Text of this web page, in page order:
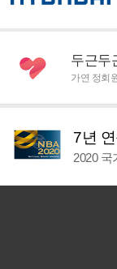
두근두
가연 정회
7년
2020 국